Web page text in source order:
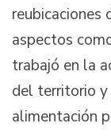
reubicaciones
aspectos
trabajó en la
del territorio
alimentación